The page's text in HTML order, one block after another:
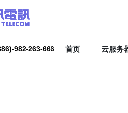
982-263-666 首页 云服务